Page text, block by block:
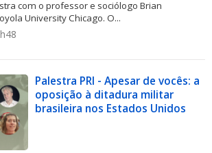
com o professor e sociólogo Brian
University Chicago. O...
Palestra PRI - Apesar de vocês: a
oposição à ditadura militar
brasileira nos Estados Unidos